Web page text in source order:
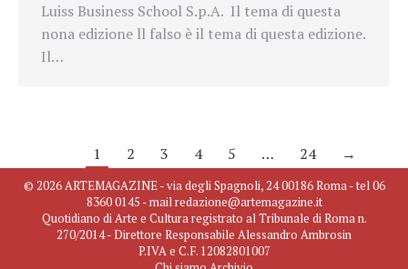
Luiss Business School S.p.A. Il tema di questa
nona edizione ll falso è il tema di questa edizione.
Il…
1 2 3 4 5 … 24 →
© 2026 ARTEMAGAZINE - via degli Spagnoli, 24 00186 Roma - tel 06
8360 0145 - mail redazione@artemagazine.it
Quotidiano di Arte e Cultura registrato al Tribunale di Roma n.
270/2014 - Direttore Responsabile Alessandro Ambrosin
P.IVA e C.F. 12082801007